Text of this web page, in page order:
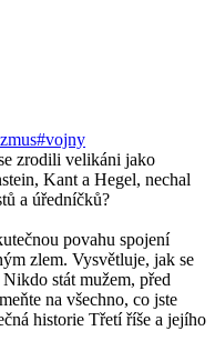
#vojny
zrodili velikáni jako
Kant a Hegel, nechal
a úředníčků?
povahu spojení
zlem. Vysvětluje, jak se
stát mužem, před
na všechno, co jste
historie Třetí říše a jejího